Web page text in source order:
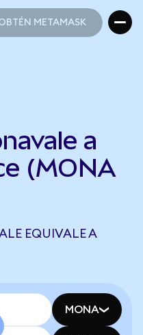
METAMASK
a
(MONA
EQUIVALE A
MONA